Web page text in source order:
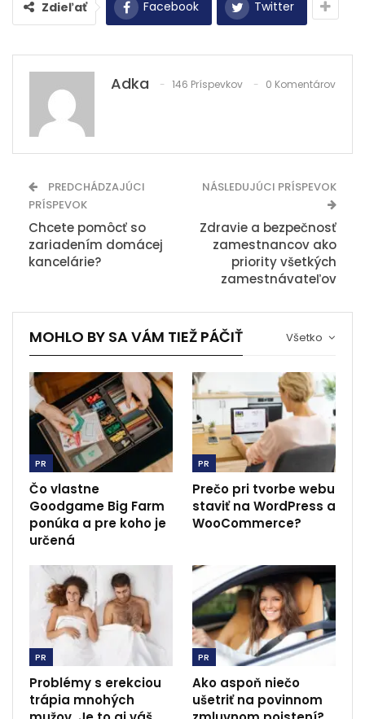
Zdieľať Facebook Twitter
Adka 146 Príspevkov 0 Komentárov
PREDCHÁDZAJÚCI
PRÍSPEVOK
Chcete pomôcť so
zariadením domácej
kancelárie?
NÁSLEDUJÚCI PRÍSPEVOK
Zdravie a bezpečnosť
zamestnancov ako
priority všetkých
zamestnávateľov
Všetko
MOHLO BY SA VÁM TIEŽ PÁČIŤ
PR
Čo vlastne
Goodgame Big Farm
ponúka a pre koho je
určená
PR
Prečo pri tvorbe webu
staviť na WordPress a
WooCommerce?
PR
Problémy s erekciou
trápia mnohých
PR
Ako aspoň niečo
ušetriť na povinnom